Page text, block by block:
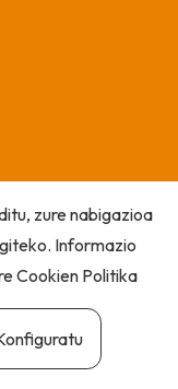
zure nabigazioa
Informazio
Cookien Politika